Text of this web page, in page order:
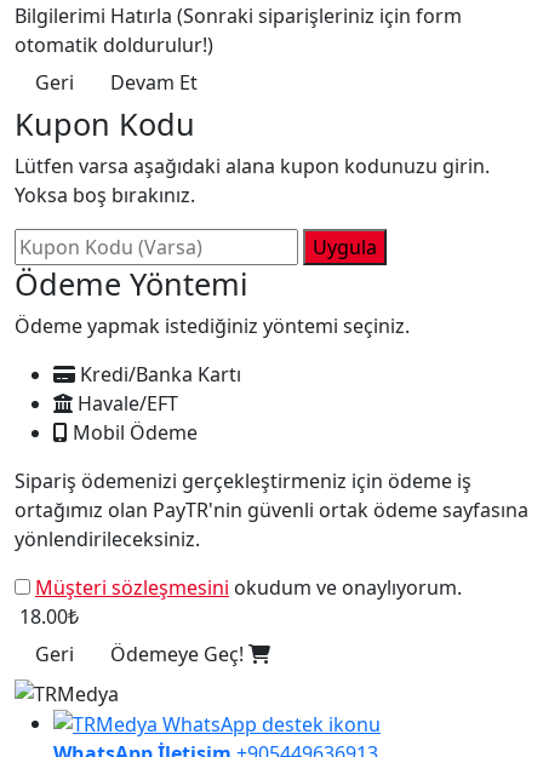
Bilgilerimi Hatırla (Sonraki siparişleriniz için form
otomatik doldurulur!)
Geri
Devam Et
Kupon Kodu
Lütfen varsa aşağıdaki alana kupon kodunuzu girin.
Yoksa boş bırakınız.
Uygula
Ödeme Yöntemi
Ödeme yapmak istediğiniz yöntemi seçiniz.
Kredi/Banka Kartı
Havale/EFT
Mobil Ödeme
Sipariş ödemenizi gerçekleştirmeniz için ödeme iş
ortağımız olan PayTR'nin güvenli ortak ödeme sayfasına
yönlendirileceksiniz.
Müşteri sözleşmesini okudum ve onaylıyorum.
18.00₺
Geri
Ödemeye Geç!